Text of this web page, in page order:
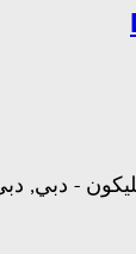
- دبي, دبي